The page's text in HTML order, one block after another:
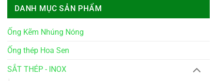
DANH MỤC SẢN PHẨM
Ống Kẽm Nhúng Nóng
Ống thép Hoa Sen
SẮT THÉP - INOX